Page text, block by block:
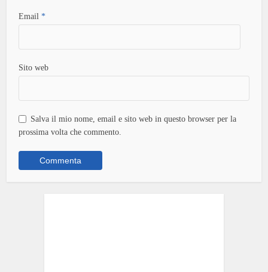
Email*
Sito web
Salva il mio nome, email e sito web in questo browser per la
prossima volta che commento.